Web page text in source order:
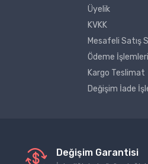
Üyelik
KVKK
Mesafeli Satış
Ödeme İşlemleri
Kargo Teslimat
Değişim İade
Değişim Garantisi